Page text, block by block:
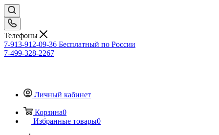
Телефоны
7-913-912-09-36 Бесплатный по России
7-499-328-2267
Личный кабинет
Корзина0
Избранные товары0